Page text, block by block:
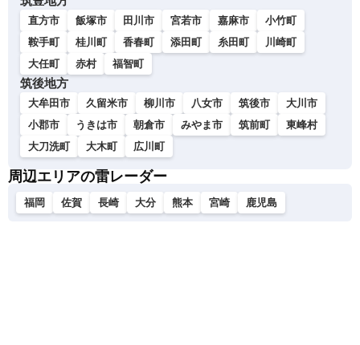
直方市 飯塚市 田川市 宮若市 嘉麻市
小竹町
鞍手町
桂川町 香春町 添田町 糸田町
川崎町
大任町
赤村 福智町
筑後地方
大牟田市 久留米市 柳川市 八女市 筑後市
大川市
小郡市
うきは市 朝倉市 みやま市 筑前町
東峰村
大刀洗町
大木町 広川町
周辺エリアの雷レーダー
福岡 佐賀 長崎 大分 熊本 宮崎 鹿児島